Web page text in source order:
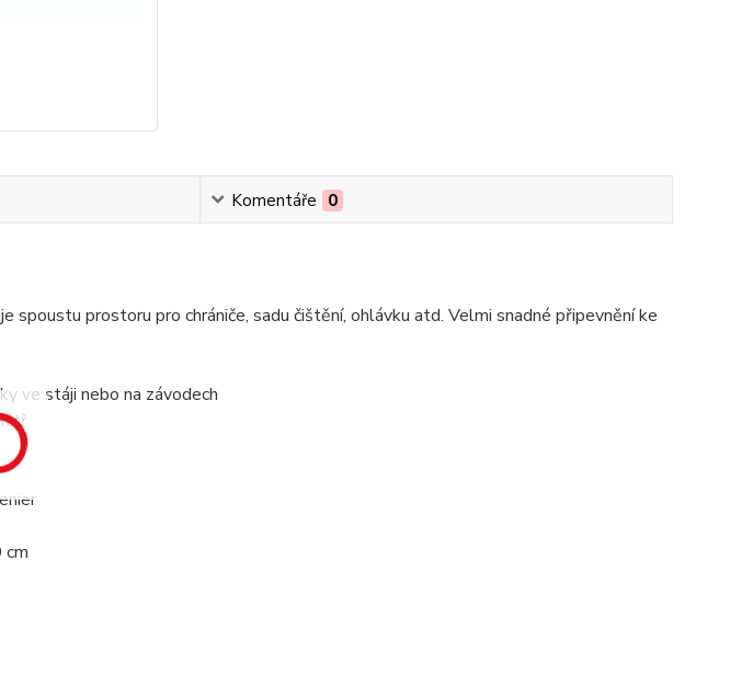
Komentáře 0
spoustu prostoru pro chrániče, sadu čištění, ohlávku atd. Velmi snadné připevnění ke
ve stáji nebo na závodech
cm